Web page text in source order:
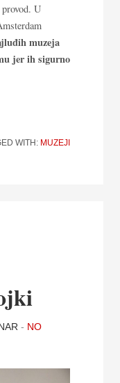
U
muzeja
jer ih sigurno
WITH: MUZEJI
- NO